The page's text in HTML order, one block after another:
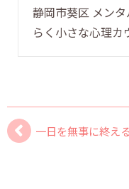
静岡市葵区 メン
らく小さな心理カ
一日を無事に終え